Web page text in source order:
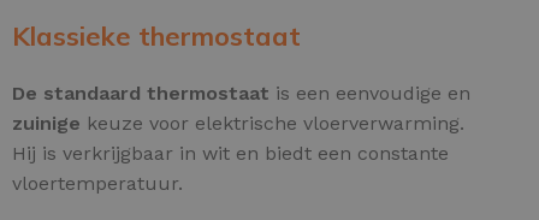
Klassieke thermostaat
De standaard thermostaat is een eenvoudige en
zuinige keuze voor elektrische vloerverwarming.
Hij is verkrijgbaar in wit en biedt een constante
vloertemperatuur.